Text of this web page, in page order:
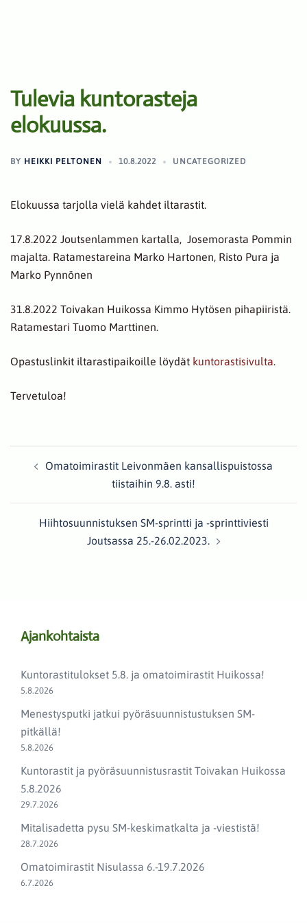
Tulevia kuntorasteja
elokuussa.
BY HEIKKI PELTONEN 10.8.2022 UNCATEGORIZED
Elokuussa tarjolla vielä kahdet iltarastit.
17.8.2022 Joutsenlammen kartalla, Josemorasta Pommin
majalta. Ratamestareina Marko Hartonen, Risto Pura ja
Marko Pynnönen
31.8.2022 Toivakan Huikossa Kimmo Hytösen pihapiiristä.
Ratamestari Tuomo Marttinen.
Opastuslinkit iltarastipaikoille löydät kuntorastisivulta.
Tervetuloa!
navigation
Omatoimirastit Leivonmäen kansallispuistossa
tiistaihin 9.8. asti!
Hiihtosuunnistuksen SM-sprintti ja -sprinttiviesti
Joutsassa 25.-26.02.2023.
Ajankohtaista
Kuntorastitulokset 5.8. ja omatoimirastit Huikossa!
5.8.2026
Menestysputki jatkui pyöräsuunnistustuksen SM-
pitkällä!
5.8.2026
Kuntorastit ja pyöräsuunnistusrastit Toivakan Huikossa
5.8.2026
29.7.2026
Mitalisadetta pysu SM-keskimatkalta ja -viestistä!
28.7.2026
Omatoimirastit Nisulassa 6.-19.7.2026
6.7.2026